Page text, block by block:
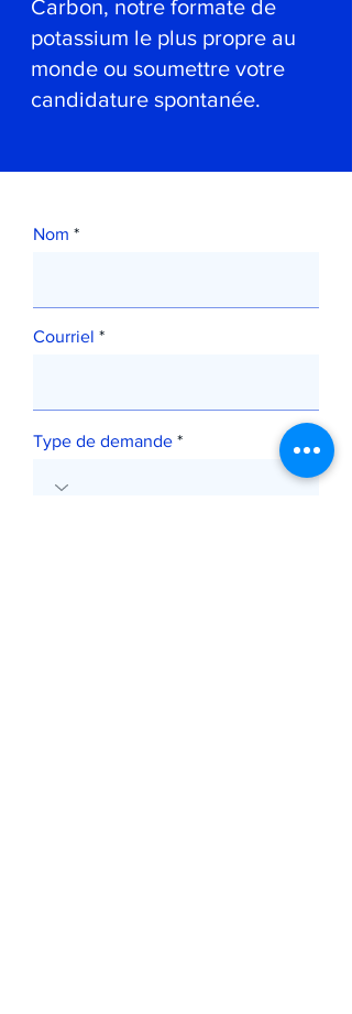
Carbon, notre formate de
potassium le plus propre au
monde ou soumettre votre
candidature spontanée.
Nom
Courriel
Type de demande